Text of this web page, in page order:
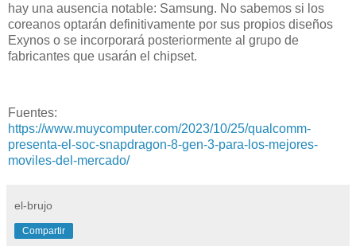
hay una ausencia notable: Samsung. No sabemos si los
coreanos optarán definitivamente por sus propios diseños
Exynos o se incorporará posteriormente al grupo de
fabricantes que usarán el chipset.
Fuentes:
https://www.muycomputer.com/2023/10/25/qualcomm-
presenta-el-soc-snapdragon-8-gen-3-para-los-mejores-
moviles-del-mercado/
el-brujo
Compartir